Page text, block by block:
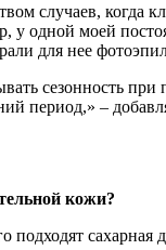
случаев,
у одной моей
для нее
сезонность
период,» –
кожи?
подходят